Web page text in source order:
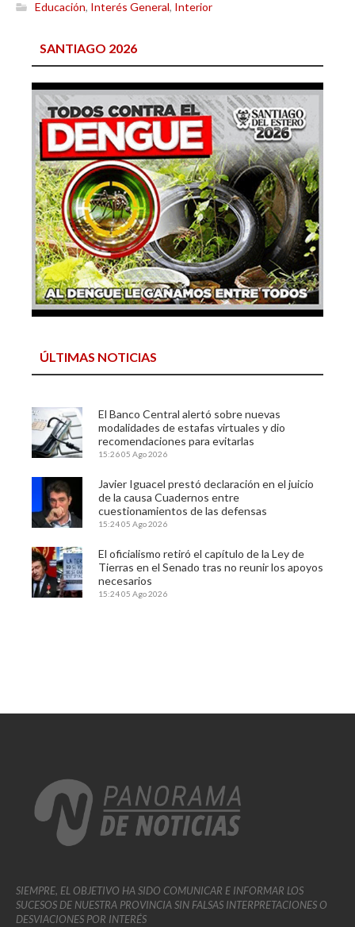
Educación, Interés General, Interior
SANTIAGO 2026
ÚLTIMAS NOTICIAS
El Banco Central alertó sobre nuevas
modalidades de estafas virtuales y dio
recomendaciones para evitarlas
15:2605 Ago 2026
Javier Iguacel prestó declaración en el juicio
de la causa Cuadernos entre
cuestionamientos de las defensas
15:2405 Ago 2026
El oficialismo retiró el capítulo de la Ley de
Tierras en el Senado tras no reunir los apoyos
necesarios
15:2405 Ago 2026
SIEMPRE, EL OBJETIVO HA SIDO COMUNICAR E INFORMAR LOS
SUCESOS DE NUESTRA PROVINCIA SIN FALSAS INTERPRETACIONES O
DESVIACIONES POR INTERÉS